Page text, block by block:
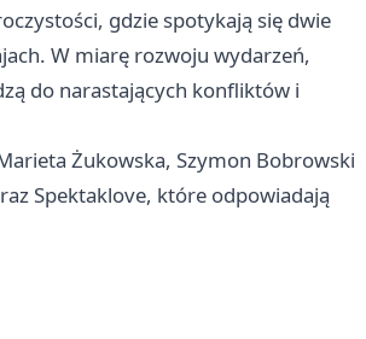
gdzie spotykają się dwie
W miarę rozwoju wydarzeń,
do narastających konfliktów i
Żukowska, Szymon Bobrowski
Spektaklove, które odpowiadają